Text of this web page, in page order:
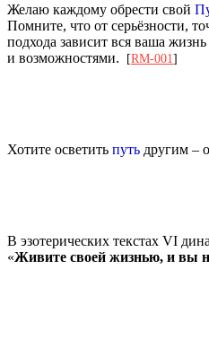
Желаю каждому обрести свой
Помните, что от серьёзности,
подхода зависит вся ваша
и возможностями.
[RM-001 ]
Хотите осветить путь другим –
В эзотерических текстах VI
«Живите своей жизнью, и вы